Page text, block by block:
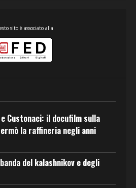
sito è associato alla
Custonaci: il docufilm sulla
la raffineria negli anni
del kalashnikov e degli